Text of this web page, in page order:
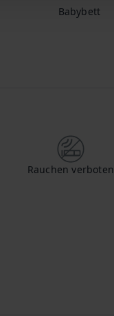
Babybett
Rauchen verboten